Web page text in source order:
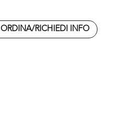
ORDINA/RICHIEDI INFO